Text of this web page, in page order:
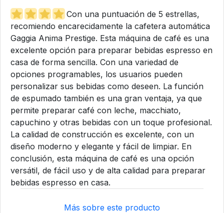
Con una puntuación de 5 estrellas,
recomiendo encarecidamente la cafetera automática
Gaggia Anima Prestige. Esta máquina de café es una
excelente opción para preparar bebidas espresso en
casa de forma sencilla. Con una variedad de
opciones programables, los usuarios pueden
personalizar sus bebidas como deseen. La función
de espumado también es una gran ventaja, ya que
permite preparar café con leche, macchiato,
capuchino y otras bebidas con un toque profesional.
La calidad de construcción es excelente, con un
diseño moderno y elegante y fácil de limpiar. En
conclusión, esta máquina de café es una opción
versátil, de fácil uso y de alta calidad para preparar
bebidas espresso en casa.
Más sobre este producto